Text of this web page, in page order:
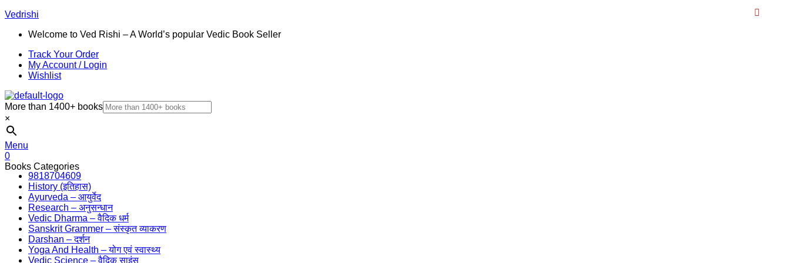
Vedrishi
Welcome to Ved Rishi – A World’s popular Vedic Book Seller
Track Your Order
My Account / Login
Wishlist
More than 1400+ books
×
Menu
0
9818704609
Books Categories
History (इतिहास)
Ayurveda – आयुर्वेद
Research – अनुसन्धान
Vedic Dharma – वैदिक धर्म
Sanskrit Grammer – संस्कृत व्याकरण
Darshan – दर्शन
Yoga And Health – योग एवं स्वास्थ्य
Vedic Science – वैदिक साइंस